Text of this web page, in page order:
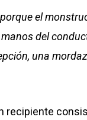
el
del
una
recipiente